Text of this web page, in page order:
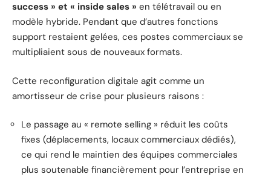
success » et « inside sales » en télétravail ou en
modèle hybride. Pendant que d’autres fonctions
support restaient gelées, ces postes commerciaux se
multipliaient sous de nouveaux formats.
Cette reconfiguration digitale agit comme un
amortisseur de crise pour plusieurs raisons :
Le passage au « remote selling » réduit les coûts
fixes (déplacements, locaux commerciaux dédiés),
ce qui rend le maintien des équipes commerciales
plus soutenable financièrement pour l’entreprise en